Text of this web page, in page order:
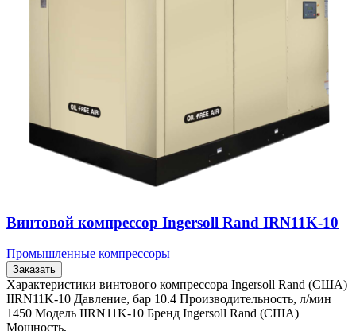
Винтовой компрессор Ingersoll Rand IRN11K-10
Промышленные компрессоры
Заказать
Характеристики винтового компрессора Ingersoll Rand (США)
IIRN11K-10 Давление, бар 10.4 Производительность, л/мин
1450 Модель IIRN11K-10 Бренд Ingersoll Rand (США)
Мощность,